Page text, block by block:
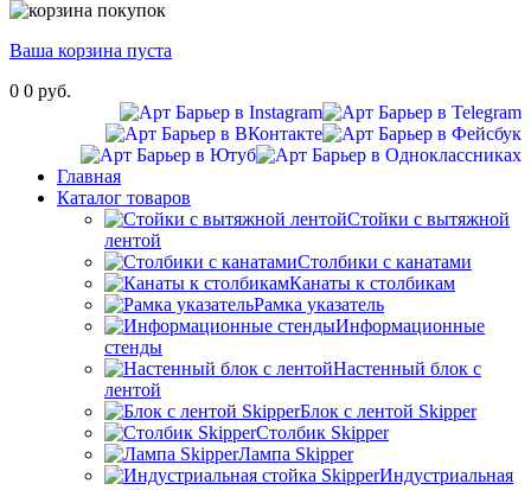
Ваша корзина пуста
0 0 руб.
Главная
Каталог товаров
Стойки с вытяжной
лентой
Столбики с канатами
Канаты к столбикам
Рамка указатель
Информационные
стенды
Настенный блок с
лентой
Блок с лентой Skipper
Столбик Skipper
Лампа Skipper
Индустриальная